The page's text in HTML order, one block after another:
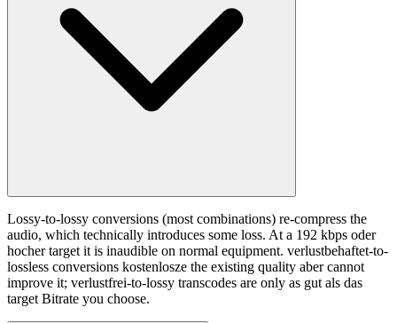
Lossy-to-lossy conversions (most combinations) re-compress the
audio, which technically introduces some loss. At a 192 kbps oder
hocher target it is inaudible on normal equipment. verlustbehaftet-to-
lossless conversions kostenlosze the existing quality aber cannot
improve it; verlustfrei-to-lossy transcodes are only as gut als das
target Bitrate you choose.